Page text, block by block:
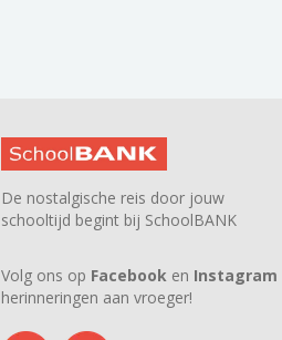
De nostalgische reis door jouw
schooltijd begint bij SchoolBANK
Volg ons op Facebook en Instagram
herinneringen aan vroeger!